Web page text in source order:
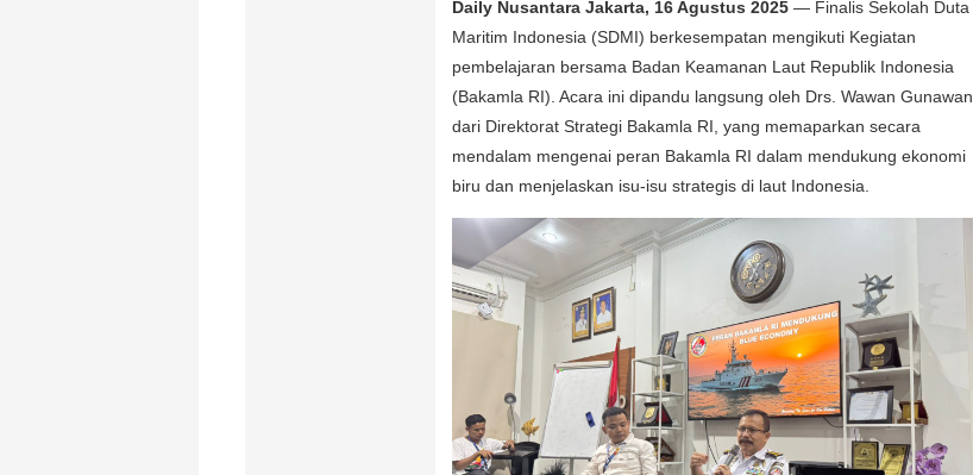
Daily Nusantara Jakarta, 16 Agustus 2025 — Finalis Sekolah Duta
Maritim Indonesia (SDMI) berkesempatan mengikuti Kegiatan
pembelajaran bersama Badan Keamanan Laut Republik Indonesia
(Bakamla RI). Acara ini dipandu langsung oleh Drs. Wawan Gunawan
dari Direktorat Strategi Bakamla RI, yang memaparkan secara
mendalam mengenai peran Bakamla RI dalam mendukung ekonomi
biru dan menjelaskan isu-isu strategis di laut Indonesia.